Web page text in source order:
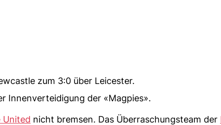
zum 3:0 über Leicester.
Innenverteidigung der «Magpies».
United nicht bremsen. Das Überraschungsteam der